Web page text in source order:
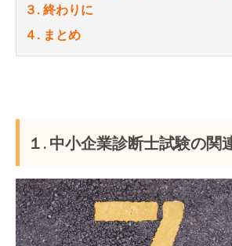
３. 終わりに
４. まとめ
１. 中小企業診断士試験の関